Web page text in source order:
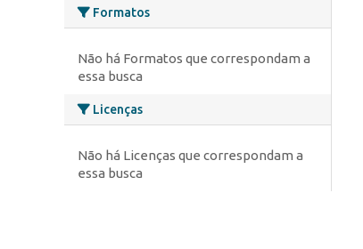
Formatos
Não há Formatos que correspondam a
essa busca
Licenças
Não há Licenças que correspondam a
essa busca